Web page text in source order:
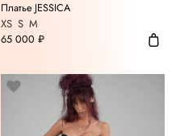
Платье JESSICA
XS S M
65 000 ₽